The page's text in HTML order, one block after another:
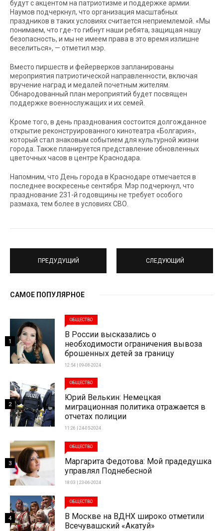
будут с акцентом на патриотизме и поддержке армии.
Наумов подчеркнул, что организация масштабных
праздников в таких условиях считается неприемлемой. «Мы
понимаем, что где-то гибнут наши ребята, защищая нашу
безопасность, и мы не имеем права в это время излишне
веселиться», — отметил мэр.
Вместо пиршеств и фейерверков запланированы
мероприятия патриотической направленности, включая
вручение наград и медалей почетным жителям.
Обнародованный план мероприятий будет посвящен
поддержке военнослужащих и их семей.
Кроме того, в день празднования состоится долгожданное
открытие реконструированного кинотеатра «Болгария»,
который стал знаковым событием для культурной жизни
города. Также планируется представление обновленных
цветочных часов в центре Краснодара.
Напомним, что День города в Краснодаре отмечается в
последнее воскресенье сентября. Мэр подчеркнул, что
празднование 231-й годовщины не требует особого
размаха, тем более в условиях СВО.
ПРЕДУДУЩИЙ СЛЕДУЮЩИЙ
САМОЕ ПОПУЛЯРНОЕ
ОБЩЕСТВО
В России высказались о
необходимости ограничения вывоза
брошенных детей за границу
12:54 | 09-08-2024
1
ОБЩЕСТВО
Юрий Велькин: Немецкая
миграционная политика отражается в
отчетах полиции
11:26 | 24-05-2024
2
ОБЩЕСТВО
Маргарита Федотова: Мой прадедушка
управлял Поднебесной
18:03 | 23-06-2024
3
ОБЩЕСТВО
В Москве на ВДНХ широко отметили
Всечувашский «Акатуй»
4